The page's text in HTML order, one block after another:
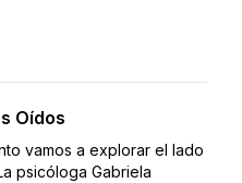
Oídos
vamos a explorar el lado
psicóloga Gabriela